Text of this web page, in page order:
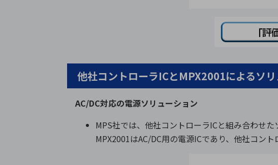
他社コントローラICとMPX2001によるソ
AC/DC対応の電源ソリューション
MPS社では、他社コントローラICと組み合わせた
MPX2001はAC/DC用の電源ICであり、他社コン